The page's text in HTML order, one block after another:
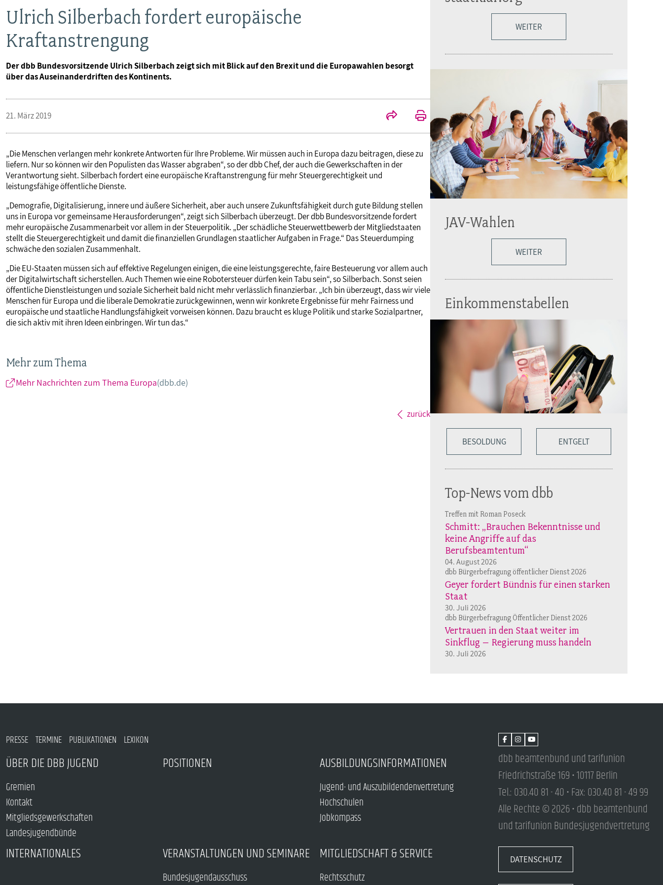
Ulrich Silberbach fordert europäische
Kraftanstrengung
Der dbb Bundesvorsitzende Ulrich Silberbach zeigt sich mit Blick auf den Brexit und die Europawahlen besorgt
über das Auseinanderdriften des Kontinents.
21. März 2019
„Die Menschen verlangen mehr konkrete Antworten für Ihre Probleme. Wir müssen auch in Europa dazu beitragen, diese zu
liefern. Nur so können wir den Populisten das Wasser abgraben“, so der dbb Chef, der auch die Gewerkschaften in der
Verantwortung sieht. Silberbach fordert eine europäische Kraftanstrengung für mehr Steuergerechtigkeit und
leistungsfähige öffentliche Dienste.
„Demografie, Digitalisierung, innere und äußere Sicherheit, aber auch unsere Zukunftsfähigkeit durch gute Bildung stellen
uns in Europa vor gemeinsame Herausforderungen“, zeigt sich Silberbach überzeugt. Der dbb Bundesvorsitzende fordert
mehr europäische Zusammenarbeit vor allem in der Steuerpolitik. „Der schädliche Steuerwettbewerb der Mitgliedstaaten
stellt die Steuergerechtigkeit und damit die finanziellen Grundlagen staatlicher Aufgaben in Frage.“ Das Steuerdumping
schwäche den sozialen Zusammenhalt.
„Die EU-Staaten müssen sich auf effektive Regelungen einigen, die eine leistungsgerechte, faire Besteuerung vor allem auch
der Digitalwirtschaft sicherstellen. Auch Themen wie eine Robotersteuer dürfen kein Tabu sein“, so Silberbach. Sonst seien
öffentliche Dienstleistungen und soziale Sicherheit bald nicht mehr verlässlich finanzierbar. „Ich bin überzeugt, dass wir viele
Menschen für Europa und die liberale Demokratie zurückgewinnen, wenn wir konkrete Ergebnisse für mehr Fairness und
europäische und staatliche Handlungsfähigkeit vorweisen können. Dazu braucht es kluge Politik und starke Sozialpartner,
die sich aktiv mit ihren Ideen einbringen. Wir tun das.“
Mehr zum Thema
Mehr Nachrichten zum Thema Europa(dbb.de)
zurück
WEITER
JAV-Wahlen
WEITER
Einkommenstabellen
BESOLDUNG ENTGELT
Top-News vom dbb
Treffen mit Roman Poseck
Schmitt: „Brauchen Bekenntnisse und
keine Angriffe auf das
Berufsbeamtentum“
04. August 2026
dbb Bürgerbefragung öffentlicher Dienst 2026
Geyer fordert Bündnis für einen starken
Staat
30. Juli 2026
dbb Bürgerbefragung Öffentlicher Dienst 2026
Vertrauen in den Staat weiter im
Sinkflug – Regierung muss handeln
30. Juli 2026
PRESSE TERMINE PUBLIKATIONEN LEXIKON
ÜBER DIE DBB JUGEND
Gremien
Kontakt
Mitgliedsgewerkschaften
Landesjugendbünde
POSITIONEN AUSBILDUNGSINFORMATIONEN
Jugend- und Auszubildendenvertretung
Hochschulen
Jobkompass
INTERNATIONALES VERANSTALTUNGEN UND SEMINARE
Bundesjugendausschuss
MITGLIEDSCHAFT & SERVICE
Rechtsschutz
dbb beamtenbund und tarifunion
Friedrichstraße 169 • 10117 Berlin
Tel.: 030.40 81 - 40 • Fax: 030.40 81 - 49 99
Alle Rechte © 2026 • dbb beamtenbund
und tarifunion Bundesjugendvertretung
DATENSCHUTZ